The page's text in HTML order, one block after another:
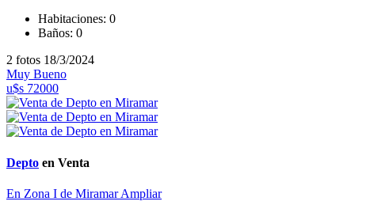
Habitaciones: 0
Baños: 0
2 fotos 18/3/2024
Muy Bueno
u$s 72000
Depto en Venta
En Zona I de MiramarAmpliar